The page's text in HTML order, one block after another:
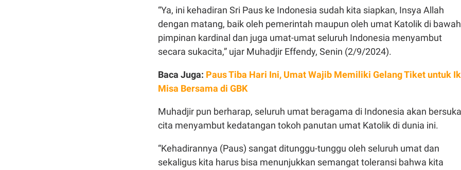
“Ya, ini kehadiran Sri Paus ke Indonesia sudah kita siapkan, Insya Allah
dengan matang, baik oleh pemerintah maupun oleh umat Katolik di bawah
pimpinan kardinal dan juga umat-umat seluruh Indonesia menyambut
secara sukacita,” ujar Muhadjir Effendy, Senin (2/9/2024).
Baca Juga: Paus Tiba Hari Ini, Umat Wajib Memiliki Gelang Tiket untuk
Misa Bersama di GBK
Muhadjir pun berharap, seluruh umat beragama di Indonesia akan bersuka
cita menyambut kedatangan tokoh panutan umat Katolik di dunia ini.
“Kehadirannya (Paus) sangat ditunggu-tunggu oleh seluruh umat dan
sekaligus kita harus bisa menunjukkan semangat toleransi bahwa kita